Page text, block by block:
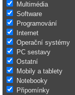
Multimédia
Software
Programování
Internet
Operační systémy
PC sestavy
Ostatní
Mobily a tablety
Notebooky
Připomínky